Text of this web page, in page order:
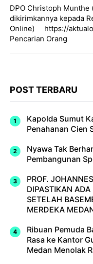
DPO Christoph Munthe
dikirimkannya kepada
Online) https://
Pencarian Orang
POST TERBARU
Kapolda Sumut
Penahanan Cien
Nyawa Tak
Pembangunan
PROF.
DIPASTIKAN ADA
SETELAH
MERDEKA
Ribuan Pemuda
Rasa ke Kantor
Medan Menolak